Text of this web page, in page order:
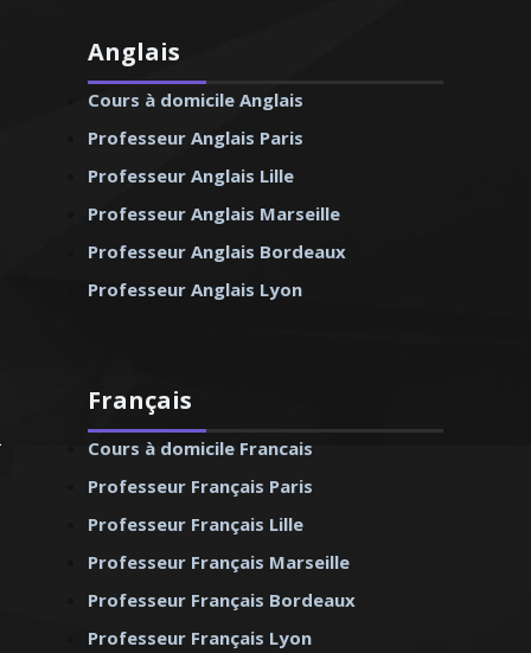
Anglais
Cours à domicile Anglais
Professeur Anglais Paris
Professeur Anglais Lille
Professeur Anglais Marseille
Professeur Anglais Bordeaux
Professeur Anglais Lyon
Français
Cours à domicile Francais
Professeur Français Paris
Professeur Français Lille
Professeur Français Marseille
Professeur Français Bordeaux
Professeur Français Lyon